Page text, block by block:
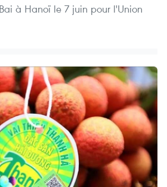
à Hanoï le 7 juin pour l'Union